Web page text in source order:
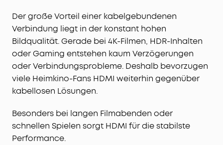
Der große Vorteil einer kabelgebundenen
Verbindung liegt in der konstant hohen
Bildqualität. Gerade bei 4K-Filmen, HDR-Inhalten
oder Gaming entstehen kaum Verzögerungen
oder Verbindungsprobleme. Deshalb bevorzugen
viele Heimkino-Fans HDMI weiterhin gegenüber
kabellosen Lösungen.
Besonders bei langen Filmabenden oder
schnellen Spielen sorgt HDMI für die stabilste
Performance.